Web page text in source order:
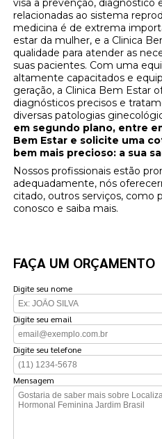
visa a prevenção, diagnóstico
relacionadas ao sistema
medicina é de extrema
estar da mulher, e a Clinica
qualidade para atender as
suas pacientes. Com uma
altamente capacitados e
geração, a Clinica Bem Estar
diagnósticos precisos e
diversas patologias
em segundo plano, entre
Bem Estar e solicite uma
bem mais precioso: a sua
Nossos profissionais estão
adequadamente, nós
citado, outros serviços, como
conosco e saiba mais.
FAÇA UM ORÇAMENTO
Digite seu nome
Digite seu email
Digite seu telefone
Mensagem